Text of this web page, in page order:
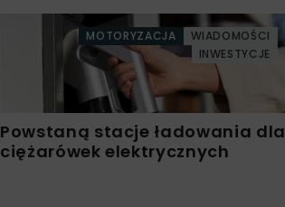
MOTORYZACJA
WIADOMOŚCI
INWESTYCJE
Powstaną stacje ładowania dla
ciężarówek elektrycznych